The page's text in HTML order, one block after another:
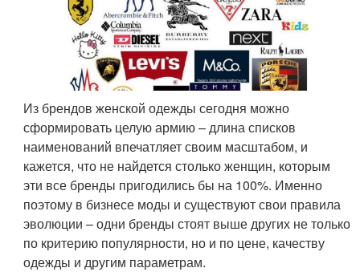
Из брендов женской одежды сегодня можно
сформировать целую армию – длина списков
наименований впечатляет своим масштабом, и
кажется, что не найдется столько женщин, которым
эти все бренды пригодились бы на 100%. Именно
поэтому в бизнесе моды и существуют свои правила
эволюции – одни бренды стоят выше других не только
по критерию популярности, но и по цене, качеству
одежды и другим параметрам.